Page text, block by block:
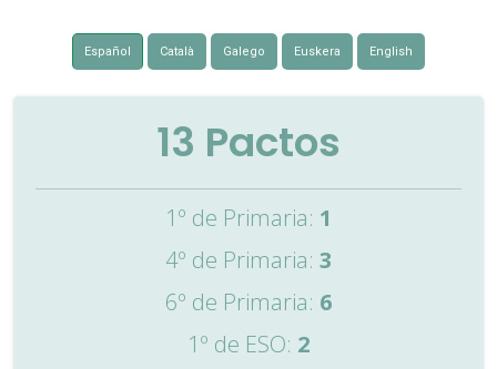
Español Català Galego Euskera English
13 Pactos
1º de Primaria: 1
4º de Primaria: 3
6º de Primaria: 6
1º de ESO: 2